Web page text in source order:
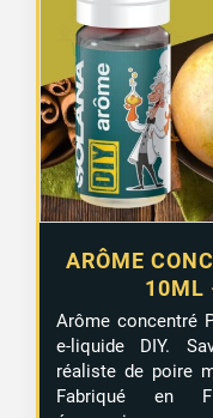
ARÔME
10ML
Arôme concentré
e-liquide DIY.
réaliste de poire
Fabriqué en